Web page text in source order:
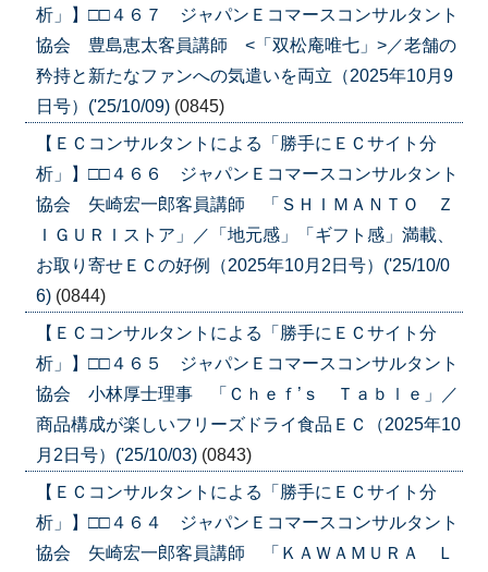
析」】□□４６７ ジャパンＥコマースコンサルタント
協会 豊島恵太客員講師 <「双松庵唯七」>／老舗の
矜持と新たなファンへの気遣いを両立（2025年10月9
日号）('25/10/09) (0845)
【ＥＣコンサルタントによる「勝手にＥＣサイト分
析」】□□４６６ ジャパンＥコマースコンサルタント
協会 矢崎宏一郎客員講師 「ＳＨＩＭＡＮＴＯ Ｚ
ＩＧＵＲＩストア」／「地元感」「ギフト感」満載、
お取り寄せＥＣの好例（2025年10月2日号）('25/10/0
6) (0844)
【ＥＣコンサルタントによる「勝手にＥＣサイト分
析」】□□４６５ ジャパンＥコマースコンサルタント
協会 小林厚士理事 「Ｃｈｅｆ’ｓ Ｔａｂｌｅ」／
商品構成が楽しいフリーズドライ食品ＥＣ（2025年10
月2日号）('25/10/03) (0843)
【ＥＣコンサルタントによる「勝手にＥＣサイト分
析」】□□４６４ ジャパンＥコマースコンサルタント
協会 矢崎宏一郎客員講師 「ＫＡＷＡＭＵＲＡ Ｌ